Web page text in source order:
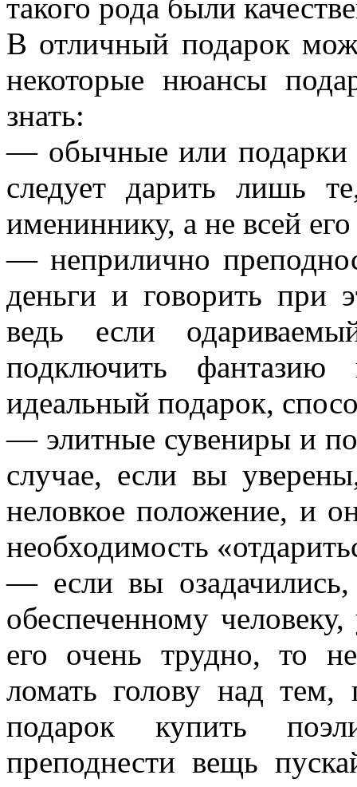
такого рода были
В отличный подарок
некоторые нюансы
знать:
— обычные или подарки
следует дарить лишь
имениннику, а не всей
— неприлично
деньги и говорить при
ведь если
подключить
идеальный подарок,
— элитные сувениры и
случае, если вы
неловкое положение, и
необходимость
— если вы
обеспеченному
его очень трудно, то
ломать голову над тем,
подарок купить
преподнести вещь